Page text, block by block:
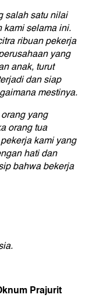
salah satu nilai
kami selama ini.
ribuan pekerja
yang
anak, turut
dan siap
mestinya.
yang
orang tua
kami yang
hati dan
bahwa bekerja
Prajurit